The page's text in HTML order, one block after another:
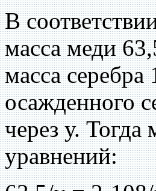
В
масса меди
масса
осажденного
через у.
уравнений: